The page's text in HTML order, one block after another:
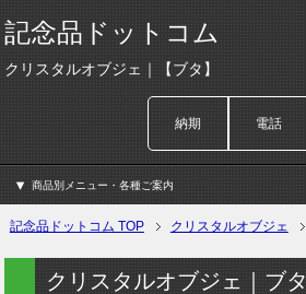
記念品ドットコム
クリスタルオブジェ｜【ブタ】
納期 電話
商品別メニュー・各種ご案内
記念品ドットコム TOP クリスタルオブジェ
クリスタルオブジェ｜ブタ